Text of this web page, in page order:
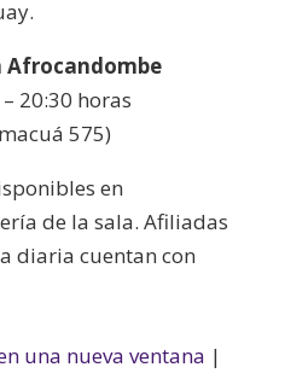
Afrocandombe
20:30 horas
575)
en
de la sala. Afiliadas
diaria cuentan con
una nueva ventana |